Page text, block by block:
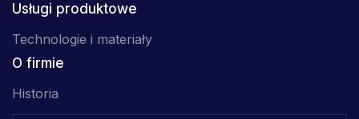
Usługi produktowe
Technologie i materiały
O firmie
Historia